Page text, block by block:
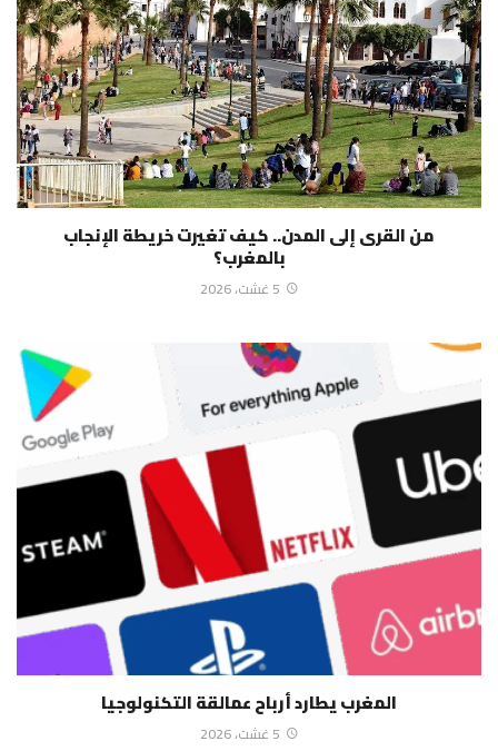
من القرى إلى المدن.. كيف تغيرت خريطة الإنجاب
بالمغرب؟
5 غشت، 2026
المغرب يطارد أرباح عمالقة التكنولوجيا
5 غشت، 2026